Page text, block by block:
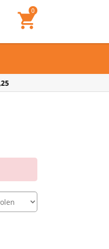
shopping_cart
0